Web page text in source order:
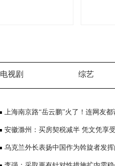
电视剧 综艺
上海南京路“岳云鹏”火了！连网友都
个路口都是他的舞台” 本人回应了
安徽滁州：买房契税减半 凭文凭享
策补贴
乌克兰外长表扬中国作为斡旋者发挥